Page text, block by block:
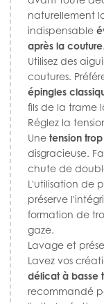
naturellement
indispensable
après la couture.
Utilisez des
coutures.
épingles
fils de la trame
Réglez la
Une tension
disgracieuse.
chute de
L'utilisation de
préserve
formation de
gaze.
Lavage et
Lavez vos
délicat à basse
recommandé